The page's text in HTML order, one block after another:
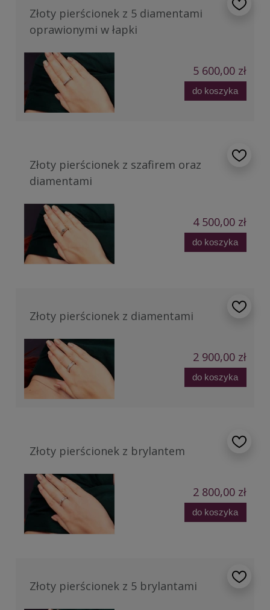
Złoty pierścionek z 5 diamentami
oprawionymi w łapki
5 600,00 zł
do koszyka
Złoty pierścionek z szafirem oraz
diamentami
4 500,00 zł
do koszyka
Złoty pierścionek z diamentami
2 900,00 zł
do koszyka
Złoty pierścionek z brylantem
2 800,00 zł
do koszyka
Złoty pierścionek z 5 brylantami